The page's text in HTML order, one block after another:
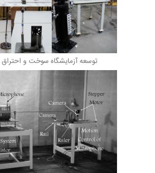
توسعه آزمایشگاه سوخت و